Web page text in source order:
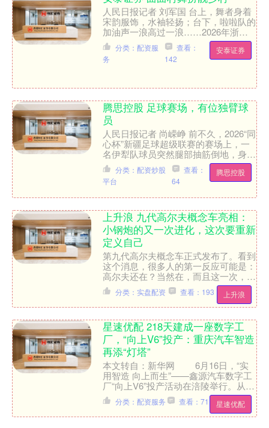
人民日报记者 刘军国 台上，舞者身着
宋韵服饰，水袖轻扬；台下，啦啦队的
加油声一浪高过一浪……2026年浙江
省衢州市“趣乡村·舞动乡村”海选活动日
前在柯城区花园街....
安泰证券
分类：配资服
务
查看：
142
腾思控股 足球赛场，有位独臂球
员
人民日报记者 尚嵘峥 前不久，2026“同
心杯”新疆足球超级联赛的赛场上，一
名伊犁队球员突然腿部抽筋倒地，身着
白色球衣的昌吉队22号前锋凯赛尔·哈
斯木江看到后跑....
腾思控股
分类：配资炒股
平台
查看：
64
上升浪 九代高尔夫概念车亮相：
小钢炮的又一次进化，这次要重新
定义自己
第九代高尔夫概念车正式发布了。看到
这个消息，很多人的第一反应可能是：
高尔夫还在？当然在，而且这一次，它
要带着整个车系的灵魂，重新出发。
大众给这台概念车取了一个....
上升浪
分类：实盘配资 查看：193
星速优配 218天建成一座数字工
厂，“向上V6”投产：重庆汽车智造
再添“灯塔”
本文转自：新华网 6月16日，“实
用智造 向上而生”——鑫源汽车数字工
厂“向上V6”投产活动在涪陵举行。从进
场到投产仅用不到8个月，一座总投资
52亿元、关键....
星速优配
分类：配资服务 查看：71